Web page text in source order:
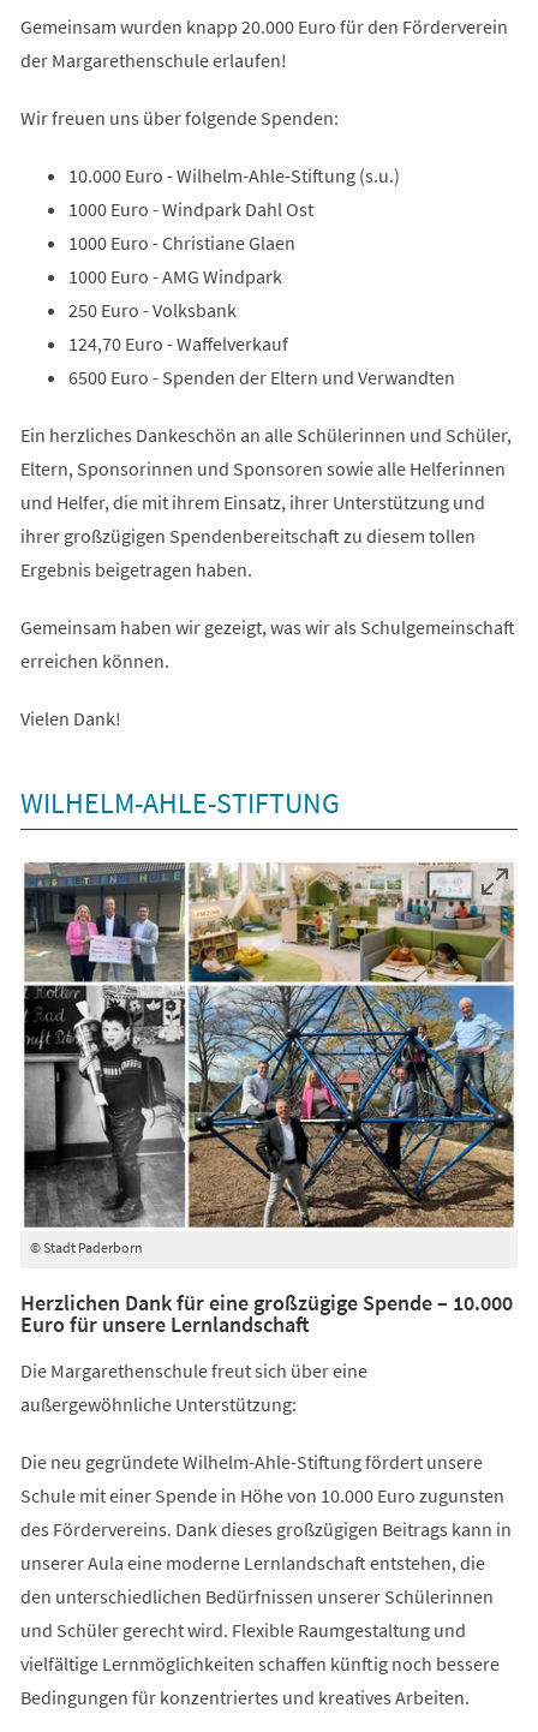
Gemeinsam wurden knapp 20.000 Euro für den Förderverein
der Margarethenschule erlaufen!
Wir freuen uns über folgende Spenden:
10.000 Euro - Wilhelm-Ahle-Stiftung (s.u.)
1000 Euro - Windpark Dahl Ost
1000 Euro - Christiane Glaen
1000 Euro - AMG Windpark
250 Euro - Volksbank
124,70 Euro - Waffelverkauf
6500 Euro - Spenden der Eltern und Verwandten
Ein herzliches Dankeschön an alle Schülerinnen und Schüler,
Eltern, Sponsorinnen und Sponsoren sowie alle Helferinnen
und Helfer, die mit ihrem Einsatz, ihrer Unterstützung und
ihrer großzügigen Spendenbereitschaft zu diesem tollen
Ergebnis beigetragen haben.
Gemeinsam haben wir gezeigt, was wir als Schulgemeinschaft
erreichen können.
Vielen Dank!
WILHELM-AHLE-STIFTUNG
© Stadt Paderborn
Herzlichen Dank für eine großzügige Spende – 10.000
Euro für unsere Lernlandschaft
Die Margarethenschule freut sich über eine
außergewöhnliche Unterstützung:
Die neu gegründete Wilhelm-Ahle-Stiftung fördert unsere
Schule mit einer Spende in Höhe von 10.000 Euro zugunsten
des Fördervereins. Dank dieses großzügigen Beitrags kann in
unserer Aula eine moderne Lernlandschaft entstehen, die
den unterschiedlichen Bedürfnissen unserer Schülerinnen
und Schüler gerecht wird. Flexible Raumgestaltung und
vielfältige Lernmöglichkeiten schaffen künftig noch bessere
Bedingungen für konzentriertes und kreatives Arbeiten.